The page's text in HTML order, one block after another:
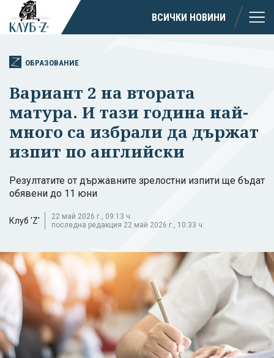
ВСИЧКИ НОВИНИ
ОБРАЗОВАНИЕ
Вариант 2 на втората
матура. И тази година най-
много са избрали да държат
изпит по английски
Резултатите от държавните зрелостни изпити ще бъдат
обявени до 11 юни
Клуб 'Z'
22 май 2026 г., 09:13 ч.
последна редакция 22 май 2026 г., 10:33 ч.